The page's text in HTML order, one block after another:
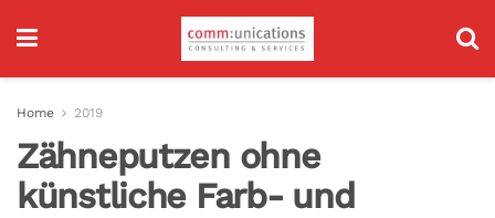
Home 2019
Zähneputzen ohne
künstliche Farb- und